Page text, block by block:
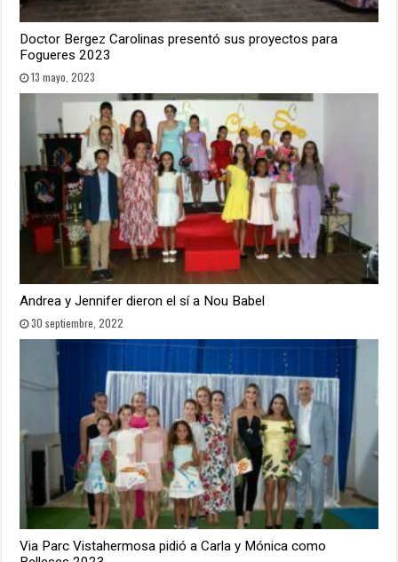
Doctor Bergez Carolinas presentó sus proyectos para
Fogueres 2023
13 mayo, 2023
Andrea y Jennifer dieron el sí a Nou Babel
30 septiembre, 2022
Via Parc Vistahermosa pidió a Carla y Mónica como